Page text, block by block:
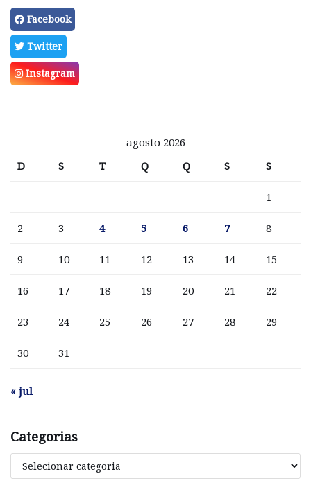
Facebook
Twitter
Instagram
agosto 2026
D
S T Q Q S S
1
2 3 4 5 6 7 8
9 10 11 12 13 14 15
16 17 18 19 20 21 22
23 24 25 26 27 28 29
30 31
« jul
Categorias